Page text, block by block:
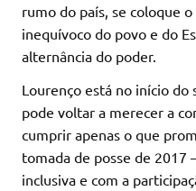
rumo do país, se coloque
inequívoco do povo e do
alternância do poder.
Lourenço está no início do
pode voltar a merecer a
cumprir apenas o que
tomada de posse de 2017
inclusiva e com a